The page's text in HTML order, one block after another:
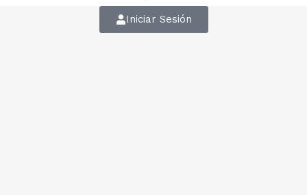
Iniciar Sesión